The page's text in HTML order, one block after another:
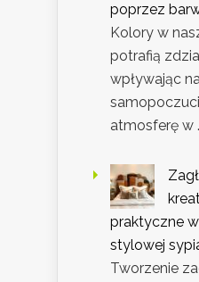
poprzez
Kolory w
potrafią
wpływając
atmosferę w
praktyczne
stylowej
Tworzenie